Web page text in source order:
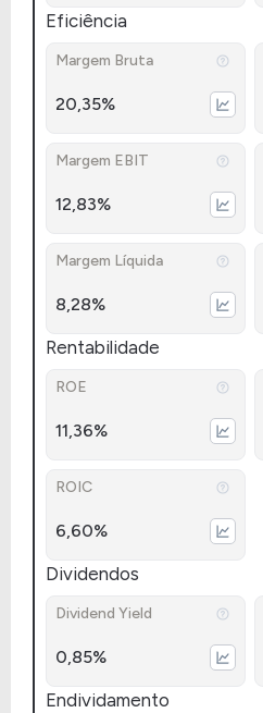
Eficiência
Margem Bruta
20,35%
Margem EBIT
12,83%
Margem Líquida
8,28%
Rentabilidade
ROE
11,36%
ROIC
6,60%
Dividendos
Dividend Yield
0,85%
Endividamento